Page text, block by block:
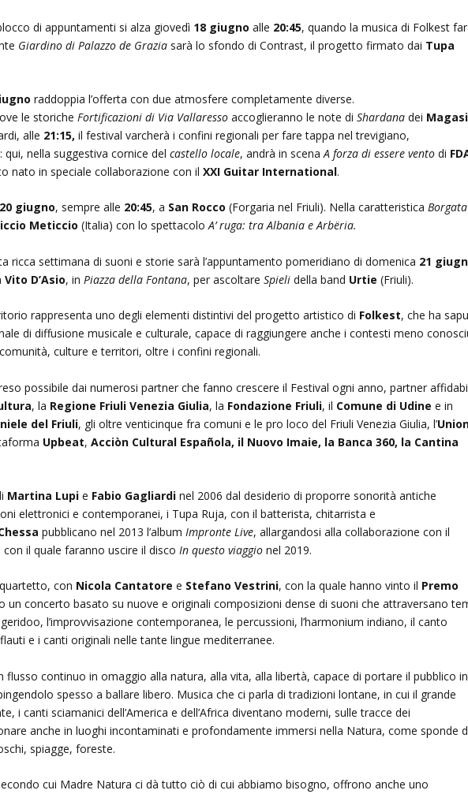
di appuntamenti si alza giovedì 18 giugno alle 20:45, quando la musica di Folkest
Giardino di Palazzo de Grazia sarà lo sfondo di Contrast, il progetto firmato dai Tupa
raddoppia l’offerta con due atmosfere completamente diverse.
le storicheFortificazioni di Via Vallaresso accoglieranno le note diShardana dei
alle 21:15, il festival varcherà i confini regionali per fare tappa nel trevigiano,
qui, nella suggestiva cornice delcastello locale, andrà in scenaA forza di essere vento di
nato in speciale collaborazione con ilXXI Guitar International.
20 giugno, sempre alle 20:45, a San Rocco (Forgaria nel Friuli). Nella caratteristicaBorgata
Meticcio (Italia) con lo spettacoloA’ ruga: tra Albania e Arbëria.
ricca settimana di suoni e storie sarà l’appuntamento pomeridiano di domenica 21
Vito D’Asio, in Piazza della Fontana, per ascoltareSpielidella band Urtie (Friuli).
rappresenta uno degli elementi distintivi del progetto artistico di Folkest, che ha
di diffusione musicale e culturale, capace di raggiungere anche i contesti meno
culture e territori, oltre i confini regionali.
possibile dai numerosi partner che fanno crescere il Festival ogni anno, partner
, la Regione Friuli Venezia Giulia, la Fondazione Friuli, il Comune di Udine e in
del Friuli, gli oltre venticinque fra comuni e le pro loco del Friuli Venezia Giulia, l’
Upbeat,Acciòn Cultural Española, il Nuovo Imaie, la Banca 360, la Cantina
Martina Lupie Fabio Gagliardi nel 2006 dal desiderio di proporre sonorità antiche
elettronici e contemporanei, i Tupa Ruja, con il batterista, chitarrista e
pubblicano nel 2013 l’albumImpronte Live, allargandosi alla collaborazione con il
con il quale faranno uscire il discoIn questo viaggio nel 2019.
con Nicola Cantatore e Stefano Vestrini, con la quale hanno vinto il Premo
un concerto basato su nuove e originali composizioni dense di suoni che attraversano
l’improvvisazione contemporanea, le percussioni, l’harmonium indiano, il canto
e i canti originali nelle tante lingue mediterranee.
flusso continuo in omaggio alla natura, alla vita, alla libertà, capace di portare il pubblico in
spesso a ballare libero. Musica che ci parla di tradizioni lontane, in cui il grande
i canti sciamanici dell’America e dell’Africa diventano moderni, sulle tracce dei
anche in luoghi incontaminati e profondamente immersi nella Natura, come sponde
spiagge, foreste.
cui Madre Natura ci dà tutto ciò di cui abbiamo bisogno, offrono anche uno